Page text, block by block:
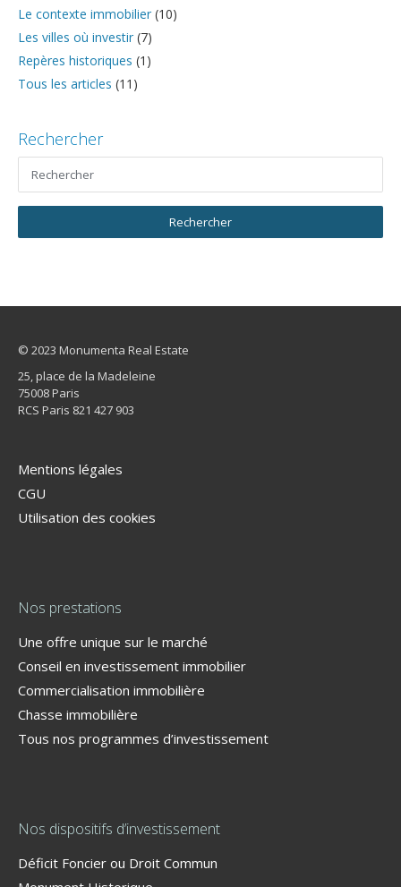
Le contexte immobilier (10)
Les villes où investir (7)
Repères historiques (1)
Tous les articles (11)
Rechercher
© 2023 Monumenta Real Estate
25, place de la Madeleine
75008 Paris
RCS Paris 821 427 903
Mentions légales
CGU
Utilisation des cookies
Nos prestations
Une offre unique sur le marché
Conseil en investissement immobilier
Commercialisation immobilière
Chasse immobilière
Tous nos programmes d’investissement
Nos dispositifs d’investissement
Déficit Foncier ou Droit Commun